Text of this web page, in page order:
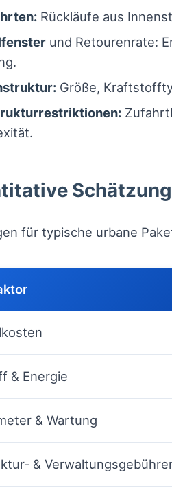
Rückläufe aus
und Retourenrate:
Größe,
für typische urbane
& Energie
& Wartung
&